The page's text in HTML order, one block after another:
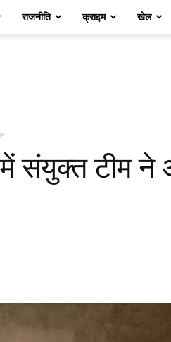
राजनीति क्राइम खेल
में संयुक्त टीम